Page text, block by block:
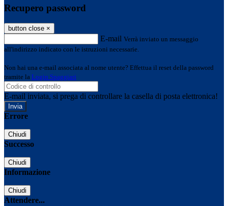
Recupero password
button close ×
E-mail Verrà inviato un messaggio
all'indirizzo indicato con le istruzioni necessarie.
Non hai una e-mail associata al nome utente? Effettua il reset della password
tramite la Login Spaggiari
E-mail inviata, si prega di controllare la casella di posta elettronica!
Errore
Chiudi
Successo
Chiudi
Informazione
Chiudi
Attendere...